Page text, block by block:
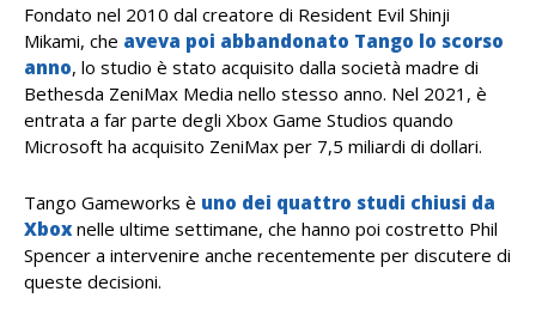
Fondato nel 2010 dal creatore di Resident Evil Shinji
Mikami, che aveva poi abbandonato Tango lo scorso
anno, lo studio è stato acquisito dalla società madre di
Bethesda ZeniMax Media nello stesso anno. Nel 2021, è
entrata a far parte degli Xbox Game Studios quando
Microsoft ha acquisito ZeniMax per 7,5 miliardi di dollari.
Tango Gameworks è uno dei quattro studi chiusi da
Xbox nelle ultime settimane, che hanno poi costretto Phil
Spencer a intervenire anche recentemente per discutere di
queste decisioni.